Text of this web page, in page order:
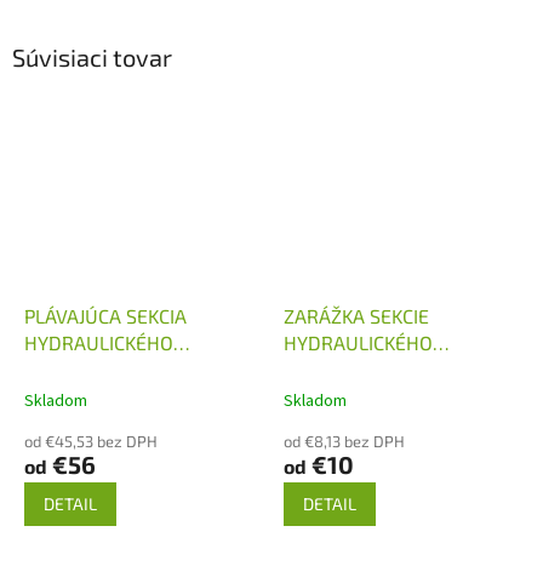
Súvisiaci tovar
PLÁVAJÚCA SEKCIA
HYDRAULICKÉHO
Skladom
od €45,53 bez DPH
od €56
DETAIL
ZARÁŽKA SEKCIE
HYDRAULICKÉHO
Skladom
od €8,13 bez DPH
od €10
DETAIL